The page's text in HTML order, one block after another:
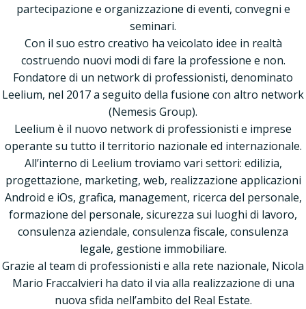
partecipazione e organizzazione di eventi, convegni e
seminari.
Con il suo estro creativo ha veicolato idee in realtà
costruendo nuovi modi di fare la professione e non.
Fondatore di un network di professionisti, denominato
Leelium, nel 2017 a seguito della fusione con altro network
(Nemesis Group).
Leelium è il nuovo network di professionisti e imprese
operante su tutto il territorio nazionale ed internazionale.
All’interno di Leelium troviamo vari settori: edilizia,
progettazione, marketing, web, realizzazione applicazioni
Android e iOs, grafica, management, ricerca del personale,
formazione del personale, sicurezza sui luoghi di lavoro,
consulenza aziendale, consulenza fiscale, consulenza
legale, gestione immobiliare.
Grazie al team di professionisti e alla rete nazionale, Nicola
Mario Fraccalvieri ha dato il via alla realizzazione di una
nuova sfida nell’ambito del Real Estate.